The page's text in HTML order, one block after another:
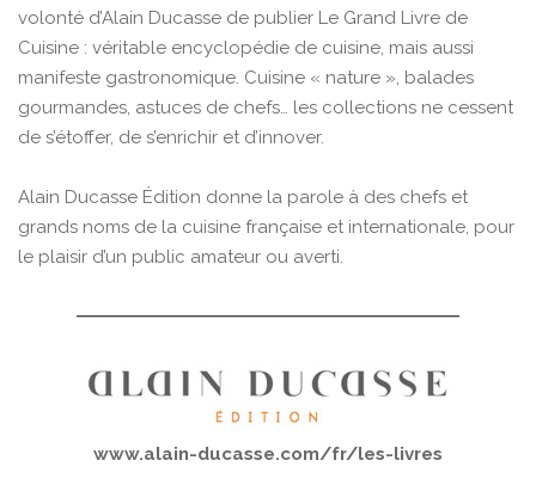
volonté d’Alain Ducasse de publier Le Grand Livre de
Cuisine : véritable encyclopédie de cuisine, mais aussi
manifeste gastronomique. Cuisine « nature », balades
gourmandes, astuces de chefs… les collections ne cessent
de s’étoffer, de s’enrichir et d’innover.
Alain Ducasse Édition donne la parole à des chefs et
grands noms de la cuisine française et internationale, pour
le plaisir d’un public amateur ou averti.
www.alain-ducasse.com/fr/les-livres